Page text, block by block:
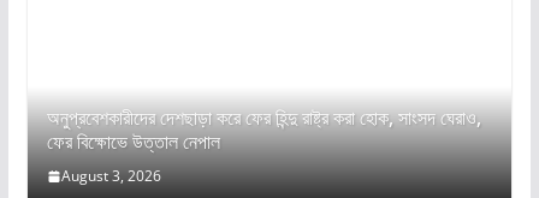
অনুপ্রবেশকারীদের দেশছাড়া করে ফের হিন্দু রাষ্ট্র করা হোক, সাংসদ ঘেরাও,
ফের বিক্ষোভে উত্তাল নেপাল
August 3, 2026